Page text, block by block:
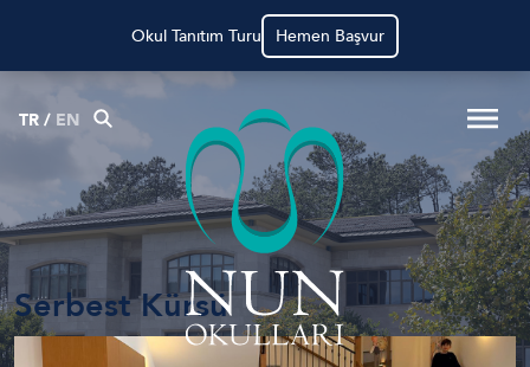
Okul Tanıtım Turu Hemen Başvur
TR/ EN
Anasayfa Haberler Serbest Kürsü
Serbest Kürsü